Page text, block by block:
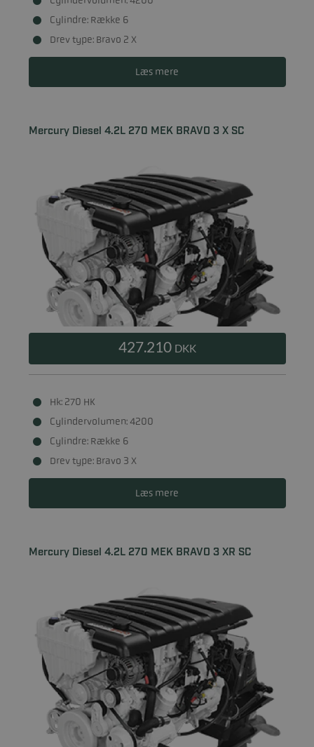
Cylindre: Række 6
Drev type: Bravo 2 X
Læs mere
Mercury Diesel 4.2L 270 MEK BRAVO 3 X SC
427.210 DKK
Hk: 270 HK
Cylindervolumen: 4200
Cylindre: Række 6
Drev type: Bravo 3 X
Læs mere
Mercury Diesel 4.2L 270 MEK BRAVO 3 XR SC